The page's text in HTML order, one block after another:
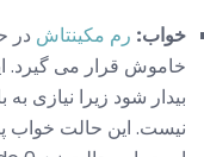
خواب: رم مکینتاش در
خاموش قرار می گیرد.
بیدار شود زیرا نیازی
نیست. این حالت خواب